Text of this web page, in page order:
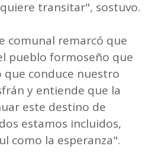
transitar", sostuvo.
comunal remarcó que
pueblo formoseño que
conduce nuestro
y entiende que la
este destino de
estamos incluidos,
como la esperanza".